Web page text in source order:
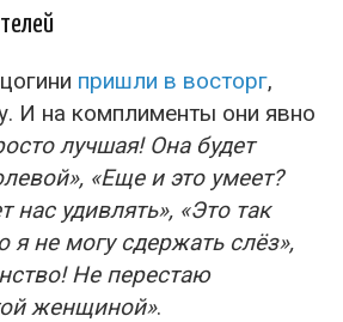
пришли в восторг,
И на комплименты они явно
лучшая! Она будет
«Еще и это умеет?
нас удивлять», «Это так
я не могу сдержать слёз»,
Не перестаю
женщиной».